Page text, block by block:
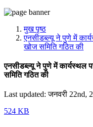
मुख पृष्ठ
एनसीडब्ल्यू ने पुणे में
खोज समिति गठित की
एनसीडब्ल्यू ने पुणे में कार्यस्थल
समिति गठित की
Last updated: जनवरी 22nd,
524 KB